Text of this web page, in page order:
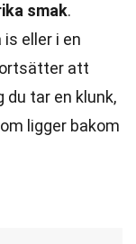
smak.
eller i en
att
du tar en klunk,
ligger bakom